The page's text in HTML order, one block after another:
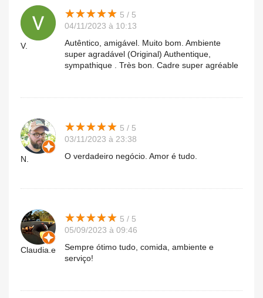
V.
★★★★★
★★★★★ 5 / 5
04/11/2023 à 10:13
Autêntico, amigável. Muito bom. Ambiente
super agradável (Original) Authentique,
sympathique . Très bon. Cadre super agréable
N.
★★★★★
★★★★★ 5 / 5
03/11/2023 à 23:38
O verdadeiro negócio. Amor é tudo.
Claudia.e
★★★★★
★★★★★ 5 / 5
05/09/2023 à 09:46
Sempre ótimo tudo, comida, ambiente e
serviço!